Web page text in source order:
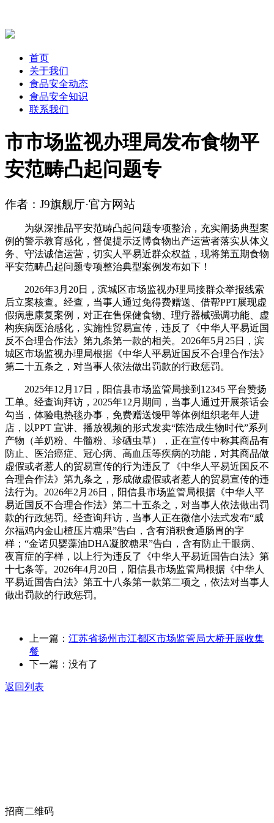
首页
关于我们
食品安全动态
食品安全知识
联系我们
市市场监视办理局发布食物平
安范畴凸起问题专
作者：J9旗舰厅·官方网站
为纵深推品平安范畴凸起问题专项整治，充实阐扬典型案
例的警示教育感化，督促提示泛博食物出产运营者落实从体义
务、守法诚信运营，切实人平易近群众权益，现将第五期食物
平安范畴凸起问题专项整治典型案例发布如下！
2026年3月20日，滨城区市场监视办理局接群众举报线索
后立案核查。经查，当事人通过免得费赠送、借帮PPT展现虚
假病患康复案例，对正在售保健食物、理疗器械强调功能、虚
构疾病医治感化，实施性贸易宣传，违反了《中华人平易近国
反不合理合作法》第九条第一款的相关。2026年5月25日，滨
城区市场监视办理局根据《中华人平易近国反不合理合作法》
第二十五条之，对当事人依法做出罚款的行政惩罚。
2025年12月17日，阳信县市场监管局接到12345 平台赞扬
工单。经查询拜访，2025年12月期间，当事人通过开展茶话会
勾当，体验电热毯办事，免费赠送馒甲等体例组织老年人进
店，以PPT 宣讲、播放视频的形式发卖“陈浩成生物时代”系列
产物（羊奶粉、牛髓粉、珍硒虫草），正在宣传中称其商品有
防止、医治癌症、冠心病、高血压等疾病的功能，对其商品做
虚假或者惹人的贸易宣传的行为违反了《中华人平易近国反不
合理合作法》第九条之，形成做虚假或者惹人的贸易宣传的违
法行为。2026年2月26日，阳信县市场监管局根据《中华人平
易近国反不合理合作法》第二十五条之，对当事人依法做出罚
款的行政惩罚。经查询拜访，当事人正在微信小法式发布“威
尔福鸡内金山楂压片糖果”告白，含有消积食通肠胃的字
样；“金诺贝婴藻油DHA凝胶糖果”告白，含有防止干眼病、
夜盲症的字样，以上行为违反了《中华人平易近国告白法》第
十七条等。2026年4月20日，阳信县市场监管局根据《中华人
平易近国告白法》第五十八条第一款第二项之，依法对当事人
做出罚款的行政惩罚。
上一篇： 江苏省扬州市江都区市场监管局大桥开展收集
餐
下一篇：没有了
返回列表
招商二维码